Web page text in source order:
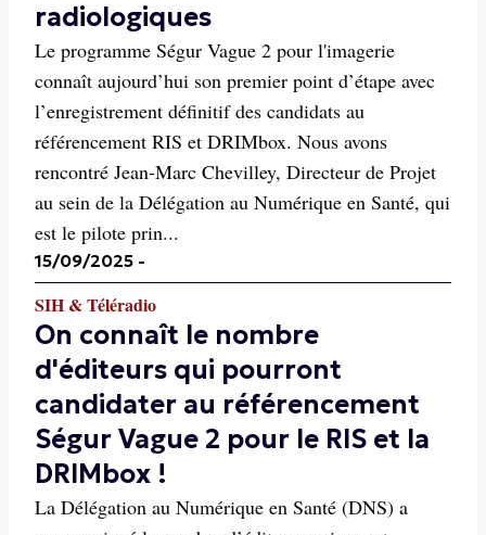
radiologiques
Le programme Ségur Vague 2 pour l'imagerie
connaît aujourd’hui son premier point d’étape avec
l’enregistrement définitif des candidats au
référencement RIS et DRIMbox. Nous avons
rencontré Jean-Marc Chevilley, Directeur de Projet
au sein de la Délégation au Numérique en Santé, qui
est le pilote prin...
15/09/2025 -
SIH & Téléradio
On connaît le nombre
d'éditeurs qui pourront
candidater au référencement
Ségur Vague 2 pour le RIS et la
DRIMbox !
La Délégation au Numérique en Santé (DNS) a